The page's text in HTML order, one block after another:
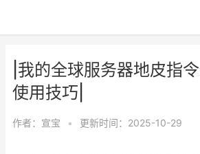
|我的全球服务器地皮指
使用技巧|
作者： 宣宝 • 更新时间：2025-10-29